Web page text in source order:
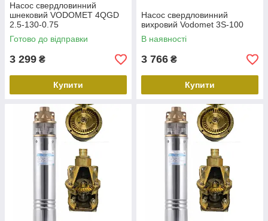
Насос свердловинний
шнековий VODOMET 4QGD
2.5-130-0.75
Готово до відправки
3 299 ₴
Купити
Насос свердловинний
вихровий Vodomet 3S-100
В наявності
3 766 ₴
Купити